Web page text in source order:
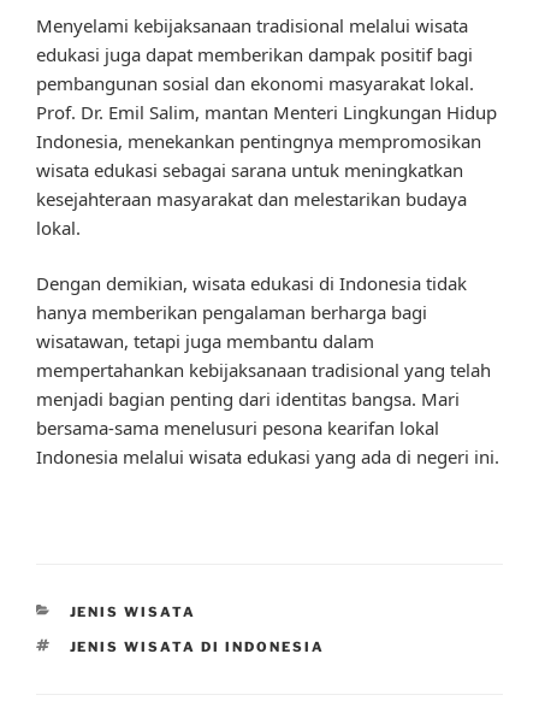
Menyelami kebijaksanaan tradisional melalui wisata
edukasi juga dapat memberikan dampak positif bagi
pembangunan sosial dan ekonomi masyarakat lokal.
Prof. Dr. Emil Salim, mantan Menteri Lingkungan Hidup
Indonesia, menekankan pentingnya mempromosikan
wisata edukasi sebagai sarana untuk meningkatkan
kesejahteraan masyarakat dan melestarikan budaya
lokal.
Dengan demikian, wisata edukasi di Indonesia tidak
hanya memberikan pengalaman berharga bagi
wisatawan, tetapi juga membantu dalam
mempertahankan kebijaksanaan tradisional yang telah
menjadi bagian penting dari identitas bangsa. Mari
bersama-sama menelusuri pesona kearifan lokal
Indonesia melalui wisata edukasi yang ada di negeri ini.
CATEGORIES
JENIS WISATA
TAGS
JENIS WISATA DI INDONESIA